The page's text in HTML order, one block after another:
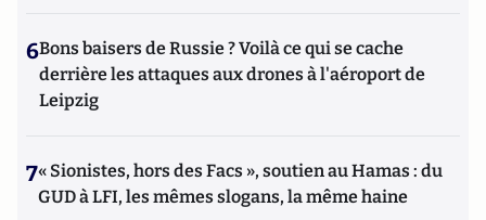
6Bons baisers de Russie ? Voilà ce qui se cache
derrière les attaques aux drones à l'aéroport de
Leipzig
7« Sionistes, hors des Facs », soutien au Hamas : du
GUD à LFI, les mêmes slogans, la même haine